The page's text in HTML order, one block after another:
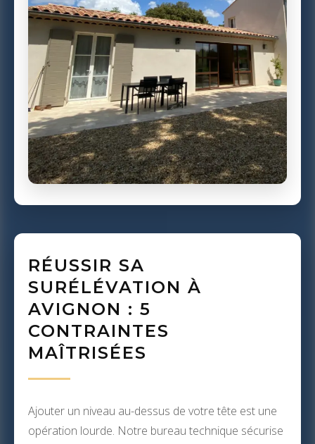
RÉUSSIR SA
SURÉLÉVATION À
AVIGNON : 5
CONTRAINTES
MAÎTRISÉES
Ajouter un niveau au-dessus de votre tête est une
opération lourde. Notre bureau technique sécurise